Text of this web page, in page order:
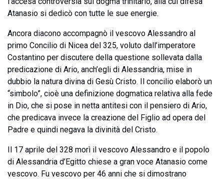
Atanasio si dedicò con tutte le sue energie.
Ancora diacono accompagnò il vescovo Alessandro al
primo Concilio di Nicea del 325, voluto dall’imperatore
Costantino per discutere della questione sollevata dalla
predicazione di Ario, anch’egli di Alessandria, mise in
dubbio la natura divina di Gesù Cristo. Il concilio elaborò un
“simbolo”, cioè una definizione dogmatica relativa alla fede
in Dio, che si pose in netta antitesi con il pensiero di Ario,
che predicava invece la creazione del Figlio ad opera del
Padre e quindi negava la divinità del Cristo.
Il 17 aprile del 328 morì il vescovo Alessandro e il popolo
di Alessandria d’Egitto chiese a gran voce Atanasio come
vescovo. Fu vescovo per 46 anni che si dimostrano